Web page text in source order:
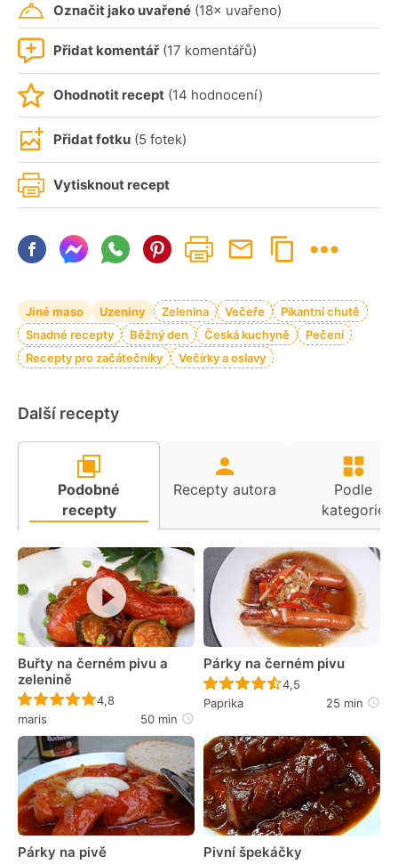
Označit jako uvařené (18× uvařeno)
Přidat komentář (17 komentářů)
Ohodnotit recept (14 hodnocení)
Přidat fotku (5 fotek)
Vytisknout recept
Jiné maso Uzeniny Zelenina Večeře
Pikantní chutě
Snadné recepty
Běžný den Česká kuchyně
Pečení
Recepty pro začátečníky
Večírky a oslavy
Další recepty
Podobné
recepty
Recepty autora
Podle
kategorie
Buřty na černém pivu a
zelenině
Recept ještě nebyl hodnocen
4,8
maris
50 min
Párky na černém pivu
Recept ještě nebyl
4,5
Paprika
25 min
Párky na pivě Pivní špekáčky